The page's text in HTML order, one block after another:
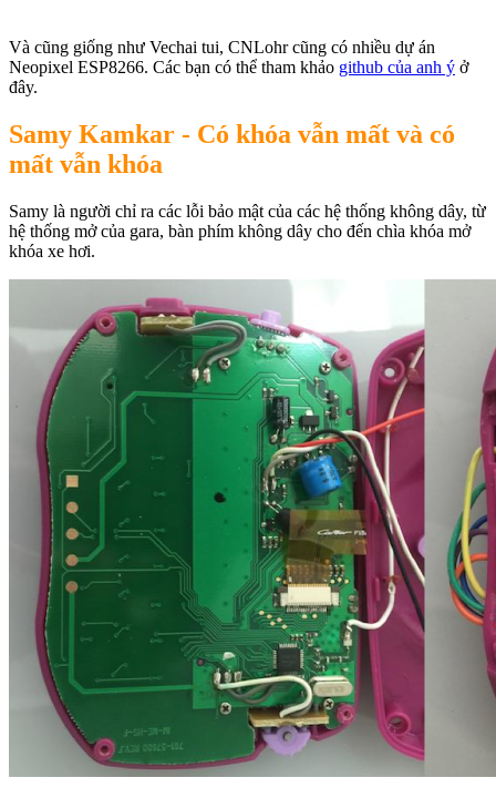
Và cũng giống như Vechai tui, CNLohr cũng có nhiều dự án
Neopixel ESP8266. Các bạn có thể tham khảo github của anh ý ở
đây.
Samy Kamkar - Có khóa vẫn mất và có
mất vẫn khóa
Samy là người chỉ ra các lỗi bảo mật của các hệ thống không dây, từ
hệ thống mở của gara, bàn phím không dây cho đến chìa khóa mở
khóa xe hơi.